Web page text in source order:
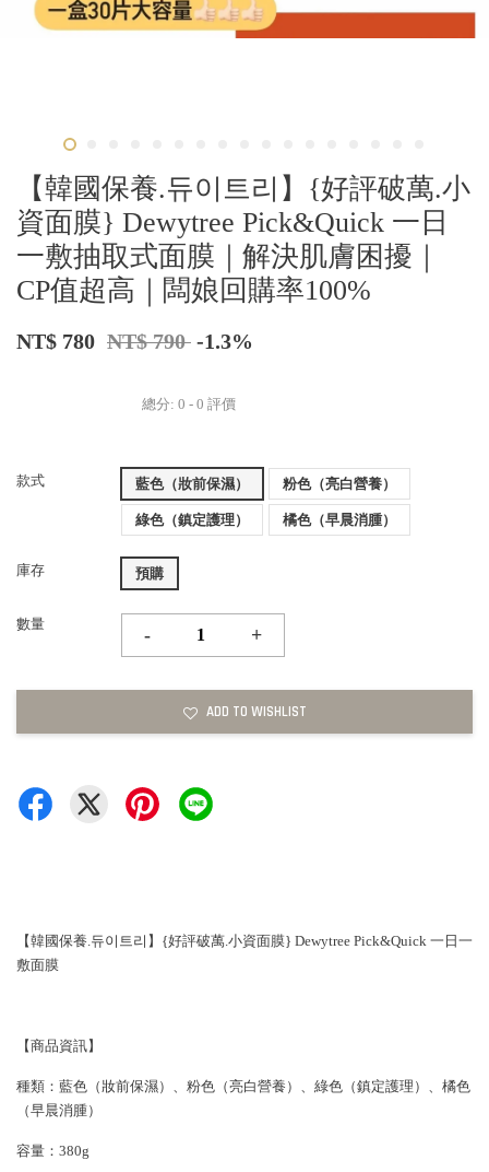
【韓國保養.듀이트리】{好評破萬.小
資面膜} Dewytree Pick&Quick 一日
一敷抽取式面膜｜解決肌膚困擾｜
CP值超高｜闆娘回購率100%
NT$ 780 NT$ 790 -1.3%
總分: 0 - 0 評價
款式 藍色（妝前保濕） 粉色（亮白營養）
綠色（鎮定護理） 橘色（早晨消腫）
庫存 預購
數量
- +
ADD TO WISHLIST
【韓國保養.듀이트리】{好評破萬.小資面膜} Dewytree Pick&Quick 一日一
敷面膜
【商品資訊】
種類：藍色（妝前保濕）、粉色（亮白營養）、綠色（鎮定護理）、橘色
（早晨消腫）
容量：380g